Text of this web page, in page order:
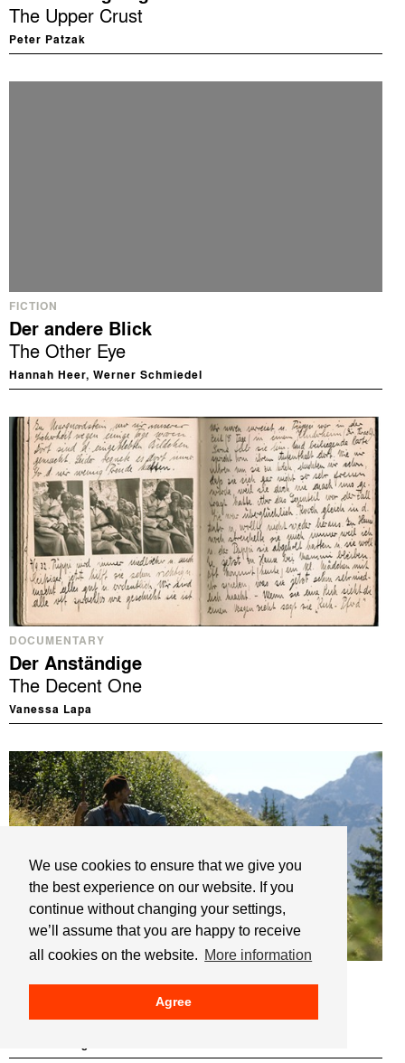
We use cookies to ensure that we give you
the best experience on our website. If you
continue without changing your settings,
we’ll assume that you are happy to receive
all cookies on the website. More information
Agree
The Upper Crust
Peter Patzak
FICTION
Der andere Blick
The Other Eye
Hannah Heer, Werner Schmiedel
DOCUMENTARY
Der Anständige
The Decent One
Vanessa Lapa
Der Atem des Himmels
The Breath of Heaven